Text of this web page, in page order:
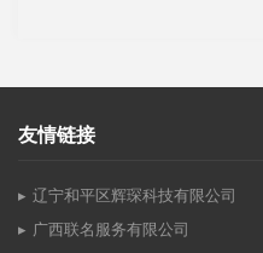
友情链接
辽宁和平区辉琛科技有限公司
广西联名服务有限公司